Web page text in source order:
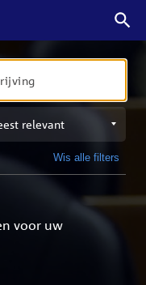
Wis alle filters
voor uw